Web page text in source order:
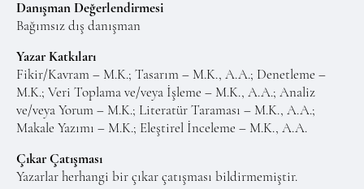
Danışman Değerlendirmesi
Bağımsız dış danışman
Yazar Katkıları
Fikir/Kavram – M.K.; Tasarım – M.K., A.A.; Denetleme –
M.K.; Veri Toplama ve/veya İşleme – M.K., A.A.; Analiz
ve/veya Yorum – M.K.; Literatür Taraması – M.K., A.A.;
Makale Yazımı – M.K.; Eleştirel İnceleme – M.K., A.A.
Çıkar Çatışması
Yazarlar herhangi bir çıkar çatışması bildirmemiştir.